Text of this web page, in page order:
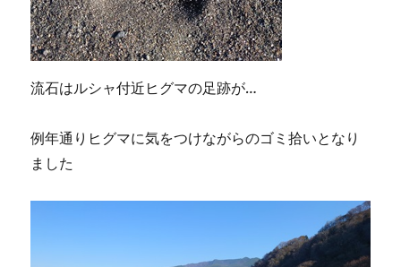
流石はルシャ付近ヒグマの足跡が…
例年通りヒグマに気をつけながらのゴミ拾いとなり
ました